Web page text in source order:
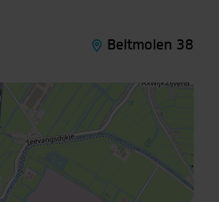
Beltmolen 38